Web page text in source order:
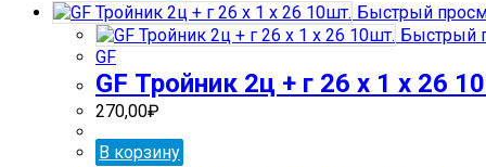
Быстрый
Быстрый
GF
GF Тройник 2ц + г 26 х 1 х 26
270,00₽
В корзину